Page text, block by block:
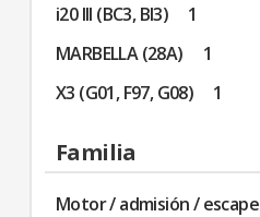
i20 III (BC3, BI3)
1
MARBELLA (28A)
1
X3 (G01, F97, G08)
1
Familia
Motor / admisión / escape